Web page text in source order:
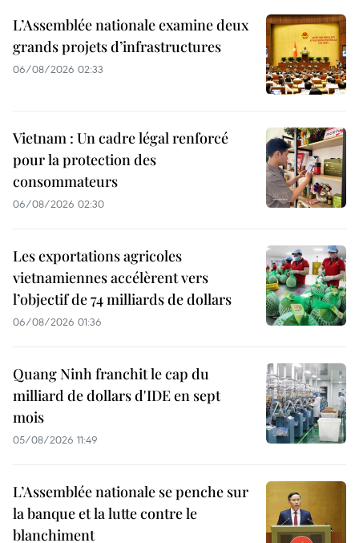
L’Assemblée nationale examine deux
grands projets d’infrastructures
06/08/2026 02:33
Vietnam : Un cadre légal renforcé
pour la protection des
consommateurs
06/08/2026 02:30
Les exportations agricoles
vietnamiennes accélèrent vers
l’objectif de 74 milliards de dollars
06/08/2026 01:36
Quang Ninh franchit le cap du
milliard de dollars d'IDE en sept
mois
05/08/2026 11:49
L’Assemblée nationale se penche sur
la banque et la lutte contre le
blanchiment